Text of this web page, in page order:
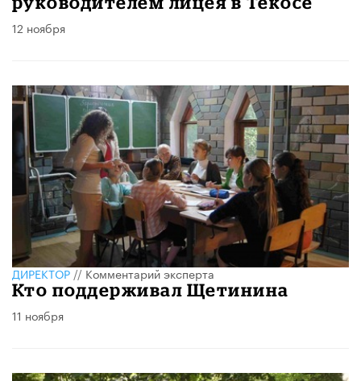
12 ноября
ДИРЕКТОР//Комментарий эксперта
Кто поддерживал Щетинина
11 ноября